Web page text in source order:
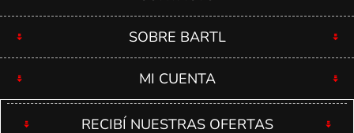
SOBRE BARTL
MI CUENTA
RECIBÍ NUESTRAS OFERTAS